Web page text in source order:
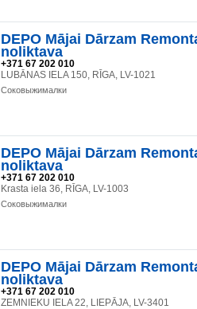
DEPO Mājai Dārzam
noliktava
+371 67 202 010
LUBĀNAS IELA 150, RĪGA, LV-1021
Соковыжималки
DEPO Mājai Dārzam
noliktava
+371 67 202 010
Krasta iela 36, RĪGA, LV-1003
Соковыжималки
DEPO Mājai Dārzam
noliktava
+371 67 202 010
ZEMNIEKU IELA 22, LIEPĀJA, LV-3401